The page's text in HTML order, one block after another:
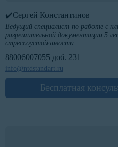
✔️Сергей Константинов
Ведущий специалист по работе с
разрешительной документации 5
стрессоустойчивости.
88006007055 доб. 231
info@ntdstandart.ru
Бесплатная